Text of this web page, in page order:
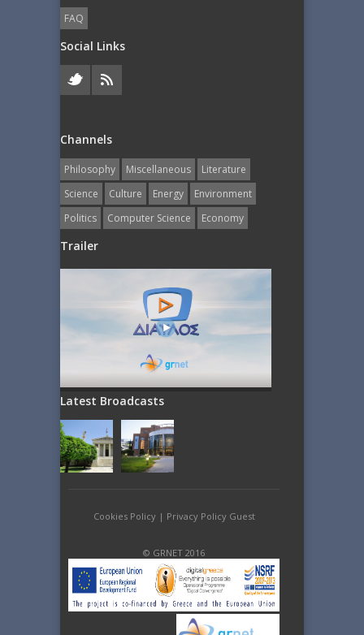
FAQ
Social Links
Channels
Philosophy Miscellaneous
Literature
Science
Culture Energy
Εnvironment
Politics
Computer Science Economy
Trailer
Latest Broadcasts
Cookies Policy| Privacy Policy Guest
© GRNET 2016